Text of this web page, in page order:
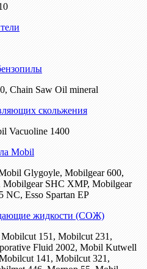
Chain Saw Oil mineral
скольжения
Vacuoline 1400
Mobil
Glygoyle, Mobilgear 600,
Mobilgear SHC XMP, Mobilgear
Esso Spartan EP
жидкости (СОЖ)
151, Mobilcut 231,
Fluid 2002, Mobil Kutwell
141, Mobilcut 321,